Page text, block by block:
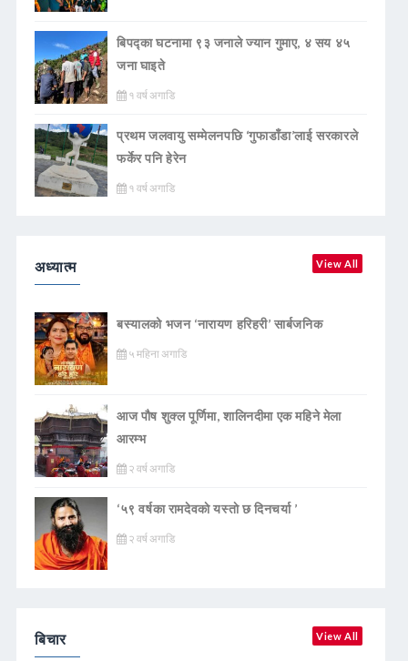
बिपद्का घटनामा ९३ जनाले ज्यान गुमाए, ४ सय ४५
जना घाइते
१ वर्ष अगाडि
प्रथम जलवायु सम्मेलनपछि ‘गुफाडाँडा’लाई सरकारले
फर्केर पनि हेरेन
१ वर्ष अगाडि
अध्यात्म View All
बस्यालको भजन ‘नारायण हरिहरी’ सार्बजनिक
५ महिना अगाडि
आज पौष शुक्ल पूर्णिमा, शालिनदीमा एक महिने मेला
आरम्भ
२ वर्ष अगाडि
‘५९ वर्षका रामदेवकाे यस्ताे छ दिनचर्या ’
२ वर्ष अगाडि
बिचार View All